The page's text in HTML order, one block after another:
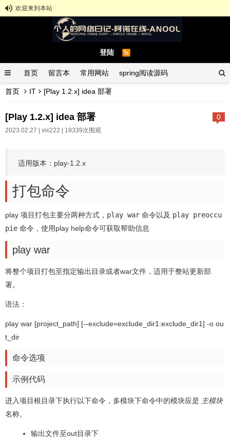
欢迎来到本站
登陆
首页 留言本 常用网站 spring阅读源码
spring示例demo GitHub中文排行榜
首页 IT [Play 1.2.x] idea 部署
0
[Play 1.2.x] idea 部署
2023.02.27 | vix222 | 19339次围观
适用版本：play-1.2.x
打包命令
play 项目打包主要分两种方式， play war 命令以及 play preoccu
pie 命令，使用play help命令可获取帮助信息
play war
将整个项目打包至指定输出目录或者war文件，适用于整站更新部
署。
语法：
play war [project_path] [--exclude=exclude_dir1:exclude_dir1] -o ou
t_dir
命令选项
示例代码
进入项目根目录下执行以下命令，多模块下命令中的模块应是 主模块
名称。
输出文件至out目录下